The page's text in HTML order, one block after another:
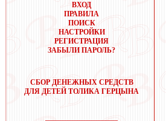
ВХОД
ПРАВИЛА
ПОИСК
НАСТРОЙКИ
РЕГИСТРАЦИЯ
ЗАБЫЛИ ПАРОЛЬ?
СБОР ДЕНЕЖНЫХ СРЕДСТВ
ДЛЯ ДЕТЕЙ ТОЛИКА ГЕРЦЫНА